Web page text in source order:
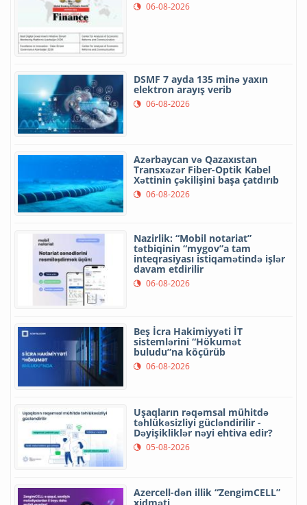
06-08-2026
DSMF 7 ayda 135 minə yaxın
elektron arayış verib
06-08-2026
Azərbaycan və Qazaxıstan
Transxəzər Fiber-Optik Kabel
Xəttinin çəkilişini başa çatdırıb
06-08-2026
Nazirlik: “Mobil notariat”
tətbiqinin “mygov”a tam
inteqrasiyası istiqamətində işlər
davam etdirilir
06-08-2026
Beş İcra Hakimiyyəti İT
sistemlərini “Hökumət
buludu”na köçürüb
06-08-2026
Uşaqların rəqəmsal mühitdə
təhlükəsizliyi gücləndirilir -
Dəyişikliklər nəyi ehtiva edir?
05-08-2026
Azercell-dən illik “ZengimCELL”